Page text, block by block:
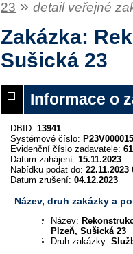
23 » detail veřejné
Zakázka:
Sušická 23
Informace o
DBID: 13941
Systémové číslo:
Evidenční číslo zadavatele:
Datum zahájení: 15.11.2023
Nabídku podat do: 22.11.2023
Datum zrušení: 04.12.2023
Název, druh zakázky a
Název:
Plzeň, Sušická 23
Druh zakázky: